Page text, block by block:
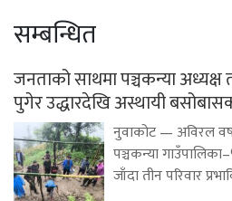
सम्बन्धित
जनताको साथमा पञ्चकन्या अध्यक्ष
पुगेर उद्धारदेखि अस्थायी
नुवाकोट — अविरल
पञ्चकन्या
जाँदा तीन परिवार